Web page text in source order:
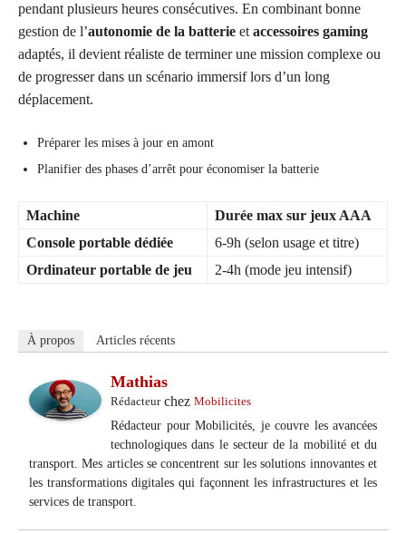
pendant plusieurs heures consécutives. En combinant bonne
gestion de l’autonomie de la batterie et accessoires gaming
adaptés, il devient réaliste de terminer une mission complexe ou
de progresser dans un scénario immersif lors d’un long
déplacement.
Préparer les mises à jour en amont
Planifier des phases d’arrêt pour économiser la batterie
Machine
Durée max sur jeux AAA
Console portable dédiée
6-9h (selon usage et titre)
Ordinateur portable de jeu
2-4h (mode jeu intensif)
À propos Articles récents
Mathias
Rédacteurchez Mobilicites
Rédacteur pour Mobilicités, je couvre les avancées
technologiques dans le secteur de la mobilité et du
transport. Mes articles se concentrent sur les solutions innovantes et
les transformations digitales qui façonnent les infrastructures et les
services de transport.